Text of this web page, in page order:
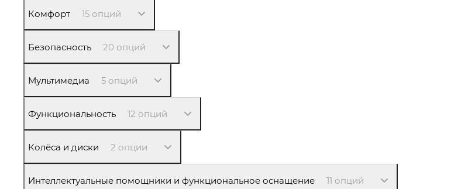
Комфорт 15 опций
Безопасность 20 опций
Мультимедиа 5 опций
Функциональность 12 опций
Колёса и диски 2 опции
Интеллектуальные помощники и функциональное оснащение
11 опций